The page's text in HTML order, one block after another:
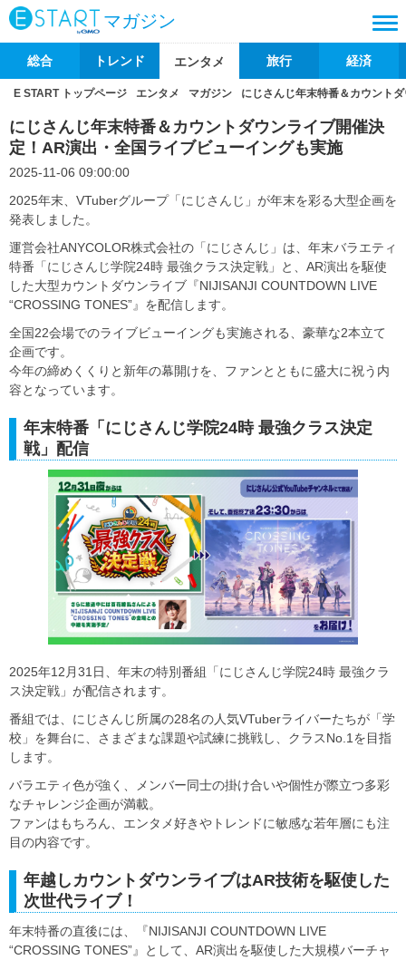
マガジン
総合 トレンド エンタメ 旅行 経済
E START トップページ エンタメ マガジン にじさんじ年末特番＆カウント
にじさんじ年末特番＆カウントダウンライブ開催決
定！AR演出・全国ライブビューイングも実施
2025-11-06 09:00:00
2025年末、VTuberグループ「にじさんじ」が年末を彩る大型企画を
発表しました。
運営会社ANYCOLOR株式会社の「にじさんじ」は、年末バラエティ
特番「にじさんじ学院24時 最強クラス決定戦」と、AR演出を駆使
した大型カウントダウンライブ『NIJISANJI COUNTDOWN LIVE
“CROSSING TONES”』を配信します。
全国22会場でのライブビューイングも実施される、豪華な2本立て
企画です。
今年の締めくくりと新年の幕開けを、ファンとともに盛大に祝う内
容となっています。
年末特番「にじさんじ学院24時 最強クラス決定
戦」配信
2025年12月31日、年末の特別番組「にじさんじ学院24時 最強クラ
ス決定戦」が配信されます。
番組では、にじさんじ所属の28名の人気VTuberライバーたちが「学
校」を舞台に、さまざまな課題や試練に挑戦し、クラスNo.1を目指
します。
バラエティ色が強く、メンバー同士の掛け合いや個性が際立つ多彩
なチャレンジ企画が満載。
ファンはもちろん、エンタメ好きやトレンドに敏感な若年層にも注
目の内容です。
年越しカウントダウンライブはAR技術を駆使した
次世代ライブ！
年末特番の直後には、『NIJISANJI COUNTDOWN LIVE
“CROSSING TONES”』として、AR演出を駆使した大規模バーチャ